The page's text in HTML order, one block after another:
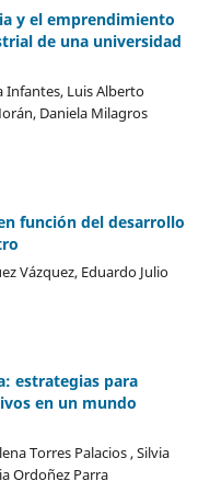
y el emprendimiento
de una universidad
Infantes, Luis Alberto
Daniela Milagros
función del desarrollo
Vázquez, Eduardo Julio
estrategias para
en un mundo
Torres Palacios , Silvia
Ordoñez Parra